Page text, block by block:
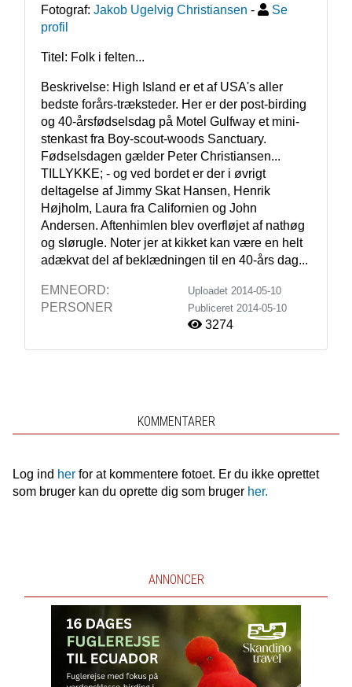
Fotograf: Jakob Ugelvig Christiansen -
Se
profil
Titel: Folk i felten...
Beskrivelse: High Island er et af USA's aller
bedste forårs-træksteder. Her er der post-birding
og 40-årsfødselsdag på Motel Gulfway et mini-
stenkast fra Boy-scout-woods Sanctuary.
Fødselsdagen gælder Peter Christiansen...
TILLYKKE; - og ved bordet er der i øvrigt
deltagelse af Jimmy Skat Hansen, Henrik
Højholm, Laura fra Californien og John
Andersen. Aftenhimlen blev overfløjet af nathøg
og slørugle. Noter jer at kikket kan være en helt
adækvat del af beklædningen til en 40-års dag...
EMNEORD:
PERSONER
Uploadet 2014-05-10
Publiceret 2014-05-10
3274
KOMMENTARER
Log ind herfor at kommentere fotoet. Er du ikke oprettet
som bruger kan du oprette dig som bruger her.
ANNONCER